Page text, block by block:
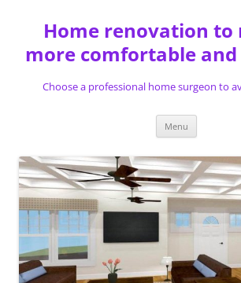
contentHome renovation to
more comfortable
Choose a professional home surgeon to
Menu